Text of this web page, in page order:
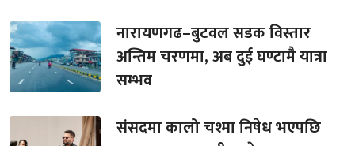
नारायणगढ–बुटवल सडक विस्तार
अन्तिम चरणमा, अब दुई घण्टामै यात्रा
सम्भव
संसदमा कालो चश्मा निषेध भएपछि